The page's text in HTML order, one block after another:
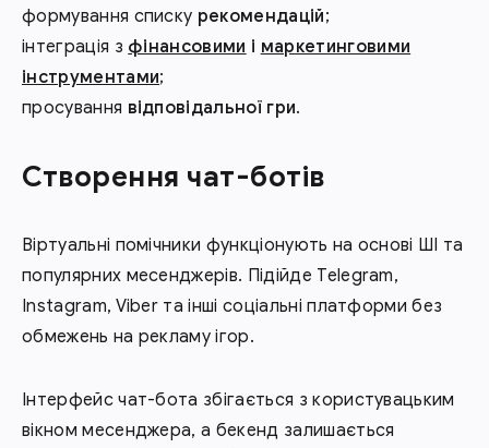
формування списку рекомендацій;
інтеграція з фінансовими і маркетинговими
інструментами;
просування відповідальної гри.
Створення чат-ботів
Віртуальні помічники функціонують на основі ШІ та
популярних месенджерів. Підійде Telegram,
Instagram, Viber та інші соціальні платформи без
обмежень на рекламу ігор.
Інтерфейс чат-бота збігається з користувацьким
вікном месенджера, а бекенд залишається